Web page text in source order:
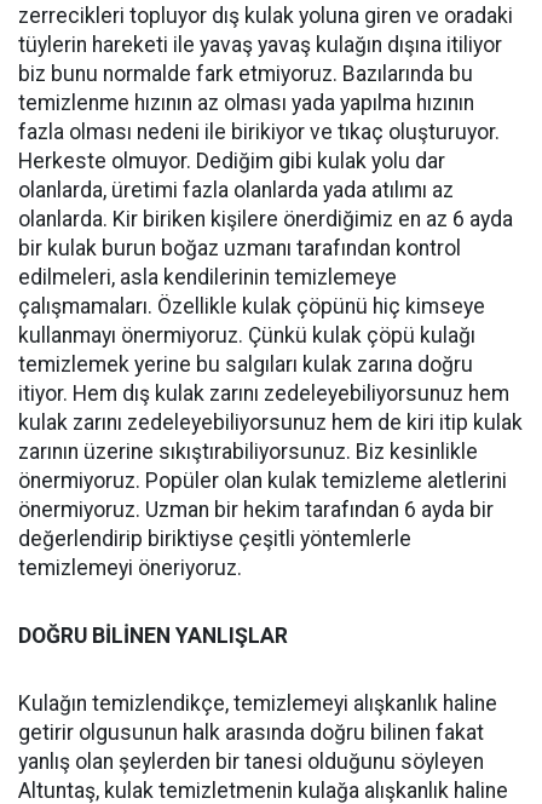
zerrecikleri topluyor dış kulak yoluna giren ve oradaki
tüylerin hareketi ile yavaş yavaş kulağın dışına itiliyor
biz bunu normalde fark etmiyoruz. Bazılarında bu
temizlenme hızının az olması yada yapılma hızının
fazla olması nedeni ile birikiyor ve tıkaç oluşturuyor.
Herkeste olmuyor. Dediğim gibi kulak yolu dar
olanlarda, üretimi fazla olanlarda yada atılımı az
olanlarda. Kir biriken kişilere önerdiğimiz en az 6 ayda
bir kulak burun boğaz uzmanı tarafından kontrol
edilmeleri, asla kendilerinin temizlemeye
çalışmamaları. Özellikle kulak çöpünü hiç kimseye
kullanmayı önermiyoruz. Çünkü kulak çöpü kulağı
temizlemek yerine bu salgıları kulak zarına doğru
itiyor. Hem dış kulak zarını zedeleyebiliyorsunuz hem
kulak zarını zedeleyebiliyorsunuz hem de kiri itip kulak
zarının üzerine sıkıştırabiliyorsunuz. Biz kesinlikle
önermiyoruz. Popüler olan kulak temizleme aletlerini
önermiyoruz. Uzman bir hekim tarafından 6 ayda bir
değerlendirip biriktiyse çeşitli yöntemlerle
temizlemeyi öneriyoruz.
DOĞRU BİLİNEN YANLIŞLAR
Kulağın temizlendikçe, temizlemeyi alışkanlık haline
getirir olgusunun halk arasında doğru bilinen fakat
yanlış olan şeylerden bir tanesi olduğunu söyleyen
Altuntaş, kulak temizletmenin kulağa alışkanlık haline